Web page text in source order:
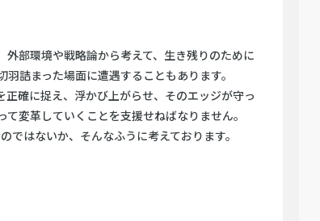
部環境や戦略論から考えて、生き残りのために
詰まった場面に遭遇することもあります。
確に捉え、浮かび上がらせ、そのエッジが守っ
変革していくことを支援せねばなりません。
ではないか、そんなふうに考えております。